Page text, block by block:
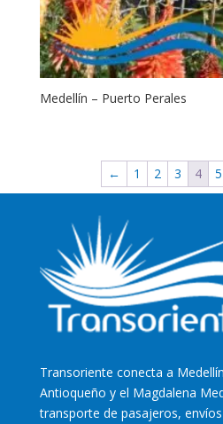
Medellín – Puerto Perales
← 1 2 3 4 5
Transoriente conecta a
Antioqueño y el Magdalena
transporte de pasajeros,